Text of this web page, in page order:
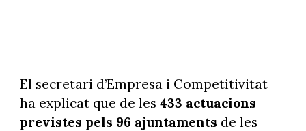
El secretari d’Empresa i Competitivitat
ha explicat que de les 433 actuacions
previstes pels 96 ajuntaments de les